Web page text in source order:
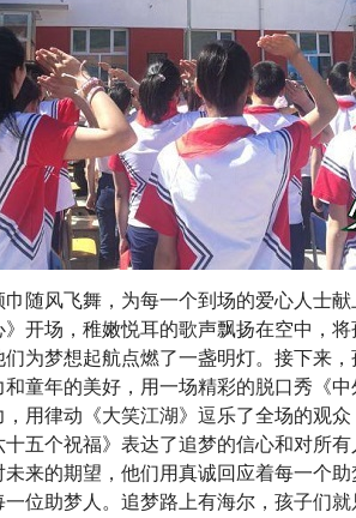
风飞舞，为每一个到场的爱心人士献
开场，稚嫩悦耳的歌声飘扬在空中，
为梦想起航点燃了一盏明灯。接下来
童年的美好，用一场精彩的脱口秀《
用律动《大笑江湖》逗乐了全场的观
五个祝福》表达了追梦的信心和对所
来的期望，他们用真诚回应着每一个
位助梦人。追梦路上有海尔，孩子们就